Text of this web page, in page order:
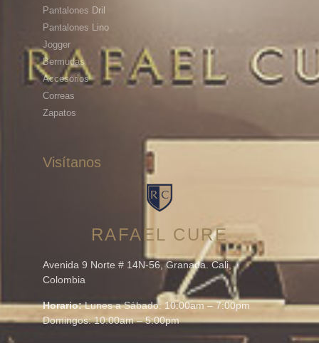
Pantalones Dril
Pantalones Lino
Jogger
Bermudas
Accesorios
Correas
Zapatos
Visítanos
RAFAEL CURE
Avenida 9 Norte # 14N-56, Granada. Cali,
Colombia
Horario:Lunes a Sábado: 10:00am – 7:00pm
Domingos: 10:00am – 5:00pm